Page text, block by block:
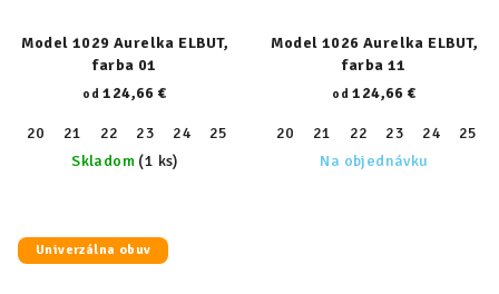
Model 1029 Aurelka ELBUT,
farba 01
od 124,66 €
20 21 22 23 24 25 27 28 29 30 31
32
Skladom (1 ks)
Model 1026 Aurelka ELBUT,
farba 11
od 124,66 €
20 21 22 23 24 25
Na objednávku
Univerzálna obuv